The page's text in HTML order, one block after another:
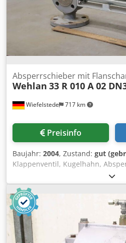
Wiefelstede 717 km
Absperrschieber mit
Wehlan 33 R 010 A 02
Preisinfo
Baujahr: 2004, Zustand: gut
Klappenventil, Kugelhahn,
Schieber, Membranventil,
Doppeltes Drei-Wege
Doppeltes Drei-Wege
Bestell-Nr.: 13992 -Anschluß:
350 mm -Anzahl: 12x Ventil
Abmessung ges: 490/140/H370
Gewicht: 14,3 kg/St.